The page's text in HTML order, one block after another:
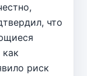
что
риск